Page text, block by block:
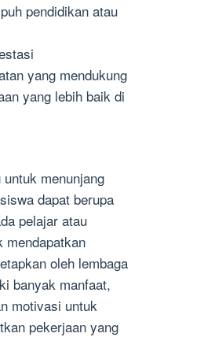
pendidikan atau
yang mendukung
yang lebih baik di
menunjang
dapat berupa
pelajar atau
mendapatkan
oleh lembaga
banyak manfaat,
motivasi untuk
pekerjaan yang